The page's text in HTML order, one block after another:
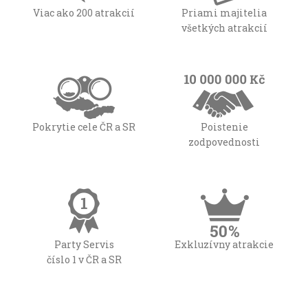
Viac ako 200 atrakcií
Priami majitelia
všetkých atrakcií
Pokrytie cele ČR a SR
Poistenie
zodpovednosti
Party Servis
číslo 1 v ČR a SR
Exkluzívny atrakcie